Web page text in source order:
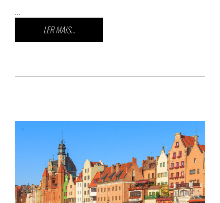
...
LER MAIS...